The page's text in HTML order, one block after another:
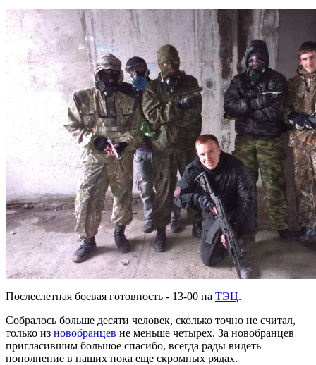
Послеслетная боевая готовность - 13-00 на ТЭЦ.
Собралось больше десяти человек, сколько точно не считал,
только из новобранцев не меньше четырех. За новобранцев
пригласившим большое спасибо, всегда рады видеть
пополнение в наших пока еще скромных рядах.